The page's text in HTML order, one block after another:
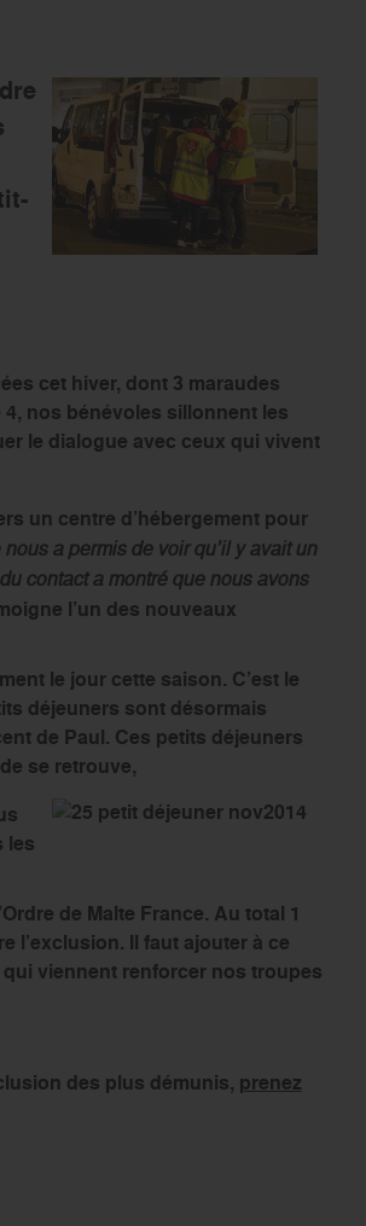
cet hiver, dont 3 maraudes
4, nos bénévoles sillonnent les
le dialogue avec ceux qui vivent
un centre d’hébergement pour
nous a permis de voir qu’il y avait un
contact a montré que nous avons
l’un des nouveaux
le jour cette saison. C’est le
déjeuners sont désormais
de Paul. Ces petits déjeuners
se retrouve,
les
de Malte France. Au total 1
l’exclusion. Il faut ajouter à ce
viennent renforcer nos troupes
des plus démunis, prenez